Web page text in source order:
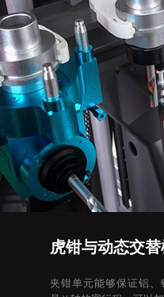
虎钳与动态交
夹钳单元能够保证铝